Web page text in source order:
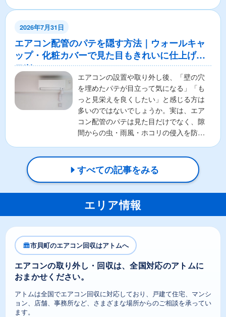
2026年7月31日
エアコン配管のパテを隠す方法｜ウォールキャ
ップ・化粧カバーで見た目もきれいに仕上げる
コツ
エアコンの設置や取り外し後、「壁の穴
を埋めたパテが目立って気になる」「も
っと見栄えを良くしたい」と感じる方は
多いのではないでしょうか。実は、エア
コン配管のパテは見た目だけでなく、隙
間からの虫・雨風・ホコリの侵入を防ぐ
すべての記事をみる
エリア情報
市貝町のエアコン回収はアトムへ
エアコンの取り外し・回収は、全国対応のアトムに
おまかせください。
アトムは全国でエアコン回収に対応しており、戸建て住宅、マンシ
ョン、店舗、事務所など、さまざまな場所からのご相談を承ってい
ます。